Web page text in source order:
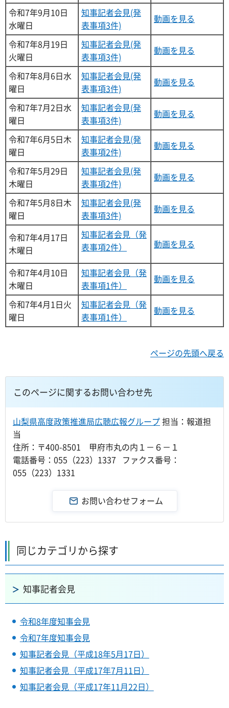
令和7年9月10日
水曜日
知事記者会見(発
表事項3件)
動画を見る
令和7年8月19日
火曜日
知事記者会見(発
表事項3件)
動画を見る
令和7年8月6日水
曜日
知事記者会見(発
表事項3件)
動画を見る
令和7年7月2日水
曜日
知事記者会見(発
表事項3件)
動画を見る
令和7年6月5日木
曜日
知事記者会見(発
表事項2件)
動画を見る
令和7年5月29日
木曜日
知事記者会見(発
表事項2件)
動画を見る
令和7年5月8日木
曜日
知事記者会見(発
表事項3件)
動画を見る
令和7年4月17日
木曜日
知事記者会見（発
表事項2件）
動画を見る
令和7年4月10日
木曜日
知事記者会見（発
表事項1件）
動画を見る
令和7年4月1日火
曜日
知事記者会見（発
表事項1件）
動画を見る
ページの先頭へ戻る
このページに関するお問い合わせ先
山梨県高度政策推進局広聴広報グループ担当：報道担
当
住所：〒400-8501 甲府市丸の内１－６－１
電話番号：055（223）1337 ファクス番号：
055（223）1331
同じカテゴリから探す
知事記者会見
令和8年度知事会見
令和7年度知事会見
知事記者会見（平成18年5月17日）
知事記者会見（平成17年7月11日）
知事記者会見（平成17年11月22日）